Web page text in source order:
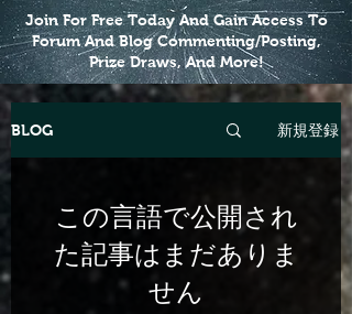
Join For Free Today And Gain Access To
Forum And Blog Commenting/Posting,
Prize Draws, And More!
BLOG 新規登録
この言語で公開され
た記事はまだありま
せん